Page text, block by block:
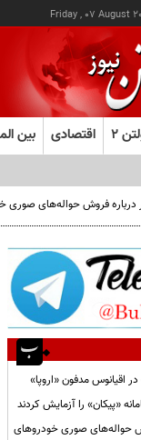
Friday , 07 August
۲ اقتصادی بین
فروش حواله‌های صوری
اقیانوس مدفون «اروپا»
«پیکان» را آزمایش کردند
حواله‌های صوری خودروهای